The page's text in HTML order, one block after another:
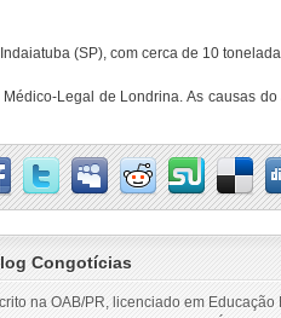
(SP), com cerca de 10
Legal de Londrina. As causas
Congotícias
na OAB/PR, licenciado em Educação